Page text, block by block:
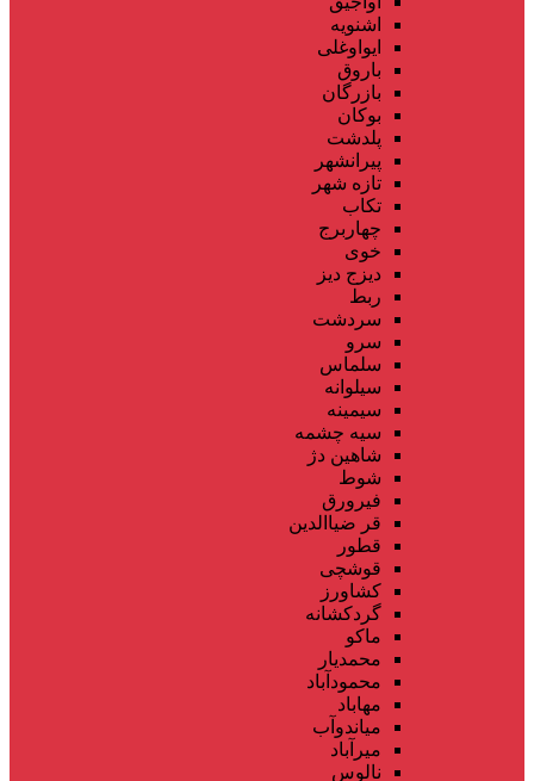
اشنویه
ایواوغلی
باروق
بازرگان
بوکان
پلدشت
پیرانشهر
تازه شهر
تکاب
چهاربرج
خوی
دیزج دیز
ربط
سردشت
سرو
سلماس
سیلوانه
سیمینه
سیه چشمه
شاهین دژ
شوط
فیرورق
قر ضیاالدین
قطور
قوشچی
کشاورز
گردکشانه
ماکو
محمدیار
محمودآباد
مهاباد
میاندوآب
میرآباد
نالوس